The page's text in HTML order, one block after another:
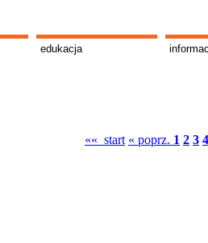
edukacja
«« start « poprz. 1 2 3 4